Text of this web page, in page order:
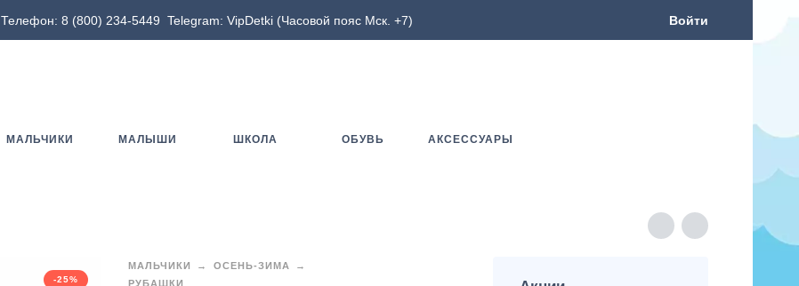
Телефон: 8 (800) 234-5449 Telegram: VipDetki (Часовой пояс Мск. +7) Войти
МАЛЬЧИКИ МАЛЫШИ ШКОЛА ОБУВЬ АКСЕССУАРЫ
-25%
МАЛЬЧИКИ
ОСЕНЬ-ЗИМА
РУБАШКИ